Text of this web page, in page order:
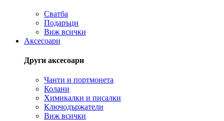
Сватба
Подаръци
Виж всички
Аксесоари
Други аксесоари
Чанти и портмонета
Колани
Химикалки и писалки
Ключодържатели
Виж всички